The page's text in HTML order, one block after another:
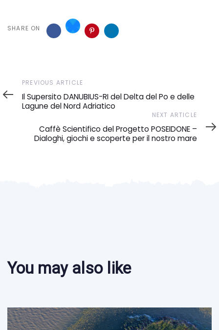
SHARE ON
Previous
Article
PREVIOUS ARTICLE
Il Supersito DANUBIUS-RI del Delta del Po e delle
Lagune del Nord Adriatico
NEXT ARTICLE
Caffè Scientifico del Progetto POSEIDONE –
Dialoghi, giochi e scoperte per il nostro mare
You may also like